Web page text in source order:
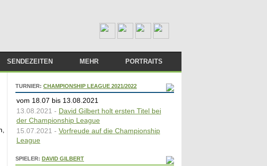
SENDEZEITEN
STREAMS IM PLAYER
ABSPIELEN
MEHR
LINKS
DAS TEAM
PORTRAITS
TURNIER: CHAMPIONSHIP LEAGUE 2021/2022
vom 18.07 bis 13.08.2021
13.08.2021 - David Gilbert holt ersten Titel bei
der Championship League
15.07.2021 - Vorfreude auf die Championship
League
SPIELER: DAVID GILBERT